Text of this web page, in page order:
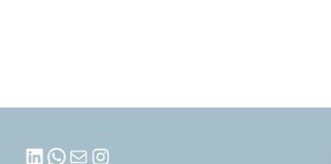
LINKEDIN
WHATSAPP
MAILINSTAGRAM